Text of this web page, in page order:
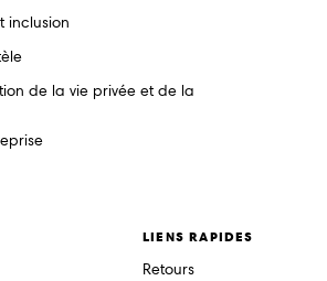
inclusion
de la vie privée et de la
LIENS RAPIDES
Retours